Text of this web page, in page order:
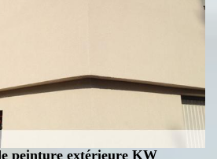
peinture extérieure KW